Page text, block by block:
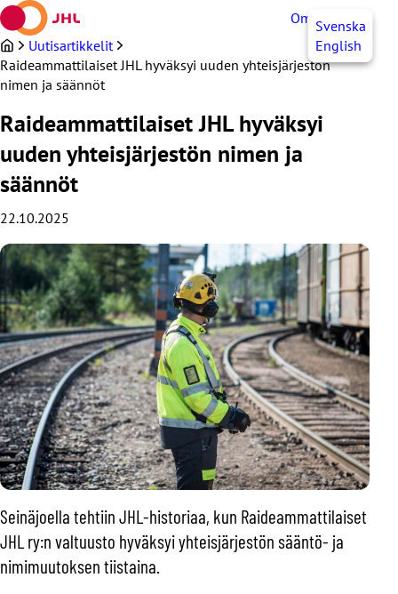
Siirry
sisältöön
OmaJHLSvenska
English
Uutisartikkelit
Raideammattilaiset JHL hyväksyi uuden yhteisjärjestön
nimen ja säännöt
Raideammattilaiset JHL hyväksyi
uuden yhteisjärjestön nimen ja
säännöt
22.10.2025
Seinäjoella tehtiin JHL-historiaa, kun Raideammattilaiset
JHL ry:n valtuusto hyväksyi yhteisjärjestön sääntö- ja
nimimuutoksen tiistaina.